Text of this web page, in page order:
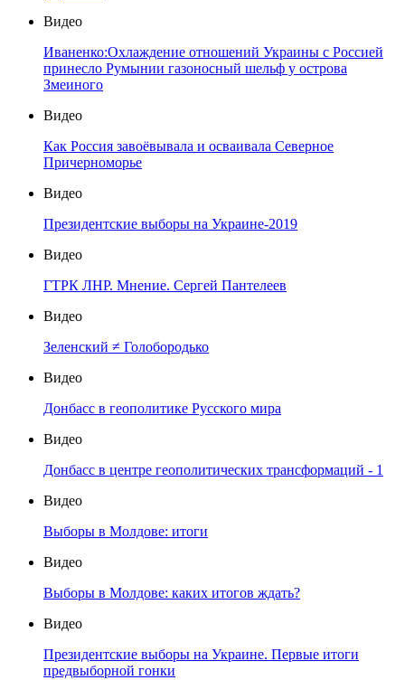
Видео
Иваненко:Охлаждение отношений Украины с Россией
принесло Румынии газоносный шельф у острова
Змеиного
Видео
Как Россия завоёвывала и осваивала Северное
Причерноморье
Видео
Президентские выборы на Украине-2019
Видео
ГТРК ЛНР. Мнение. Сергей Пантелеев
Видео
Зеленский ≠ Голобородько
Видео
Донбасс в геополитике Русского мира
Видео
Донбасс в центре геополитических трансформаций - 1
Видео
Выборы в Молдове: итоги
Видео
Выборы в Молдове: каких итогов ждать?
Видео
Президентские выборы на Украине. Первые итоги
предвыборной гонки